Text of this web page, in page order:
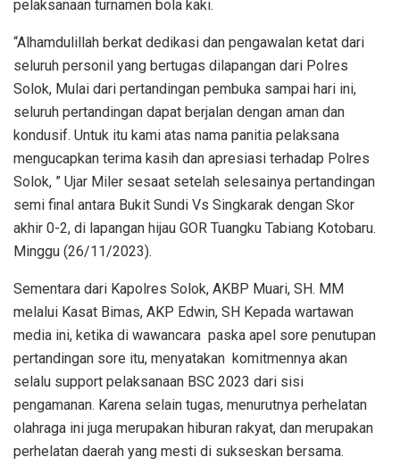
pelaksanaan turnamen bola kaki.
“Alhamdulillah berkat dedikasi dan pengawalan ketat dari
seluruh personil yang bertugas dilapangan dari Polres
Solok, Mulai dari pertandingan pembuka sampai hari ini,
seluruh pertandingan dapat berjalan dengan aman dan
kondusif. Untuk itu kami atas nama panitia pelaksana
mengucapkan terima kasih dan apresiasi terhadap Polres
Solok, ” Ujar Miler sesaat setelah selesainya pertandingan
semi final antara Bukit Sundi Vs Singkarak dengan Skor
akhir 0-2, di lapangan hijau GOR Tuangku Tabiang Kotobaru.
Minggu (26/11/2023).
Sementara dari Kapolres Solok, AKBP Muari, SH. MM
melalui Kasat Bimas, AKP Edwin, SH Kepada wartawan
media ini, ketika di wawancara paska apel sore penutupan
pertandingan sore itu, menyatakan komitmennya akan
selalu support pelaksanaan BSC 2023 dari sisi
pengamanan. Karena selain tugas, menurutnya perhelatan
olahraga ini juga merupakan hiburan rakyat, dan merupakan
perhelatan daerah yang mesti di sukseskan bersama.